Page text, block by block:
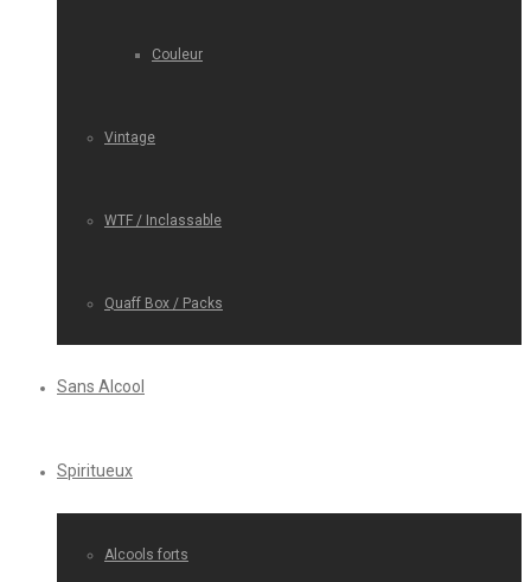
Couleur
Vintage
WTF / Inclassable
Quaff Box / Packs
Sans Alcool
Spiritueux
Alcools forts